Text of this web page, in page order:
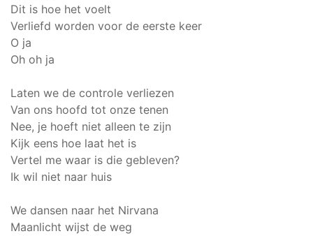
Dit is hoe het voelt
Verliefd worden voor de eerste keer
O ja
Oh oh ja
Laten we de controle verliezen
Van ons hoofd tot onze tenen
Nee, je hoeft niet alleen te zijn
Kijk eens hoe laat het is
Vertel me waar is die gebleven?
Ik wil niet naar huis
We dansen naar het Nirvana
Maanlicht wijst de weg